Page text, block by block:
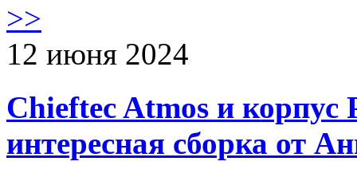
>>
12 июня 2024
Chieftec Atmos и корпус
интересная сборка от